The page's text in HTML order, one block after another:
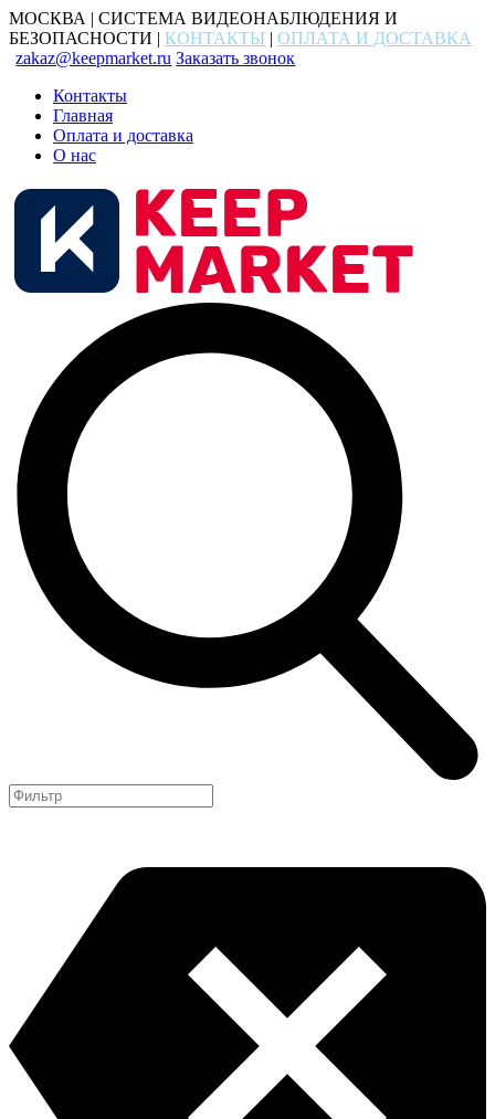
МОСКВА | СИСТЕМА ВИДЕОНАБЛЮДЕНИЯ И
БЕЗОПАСНОСТИ | КОНТАКТЫ | ОПЛАТА И ДОСТАВКА
zakaz@keepmarket.ru Заказать звонок
Контакты
Главная
Оплата и доставка
О нас